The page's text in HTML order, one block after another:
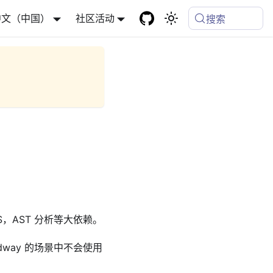
（中国） 社区活动 搜索
AST 分析等大依赖。
的场景中不会使用